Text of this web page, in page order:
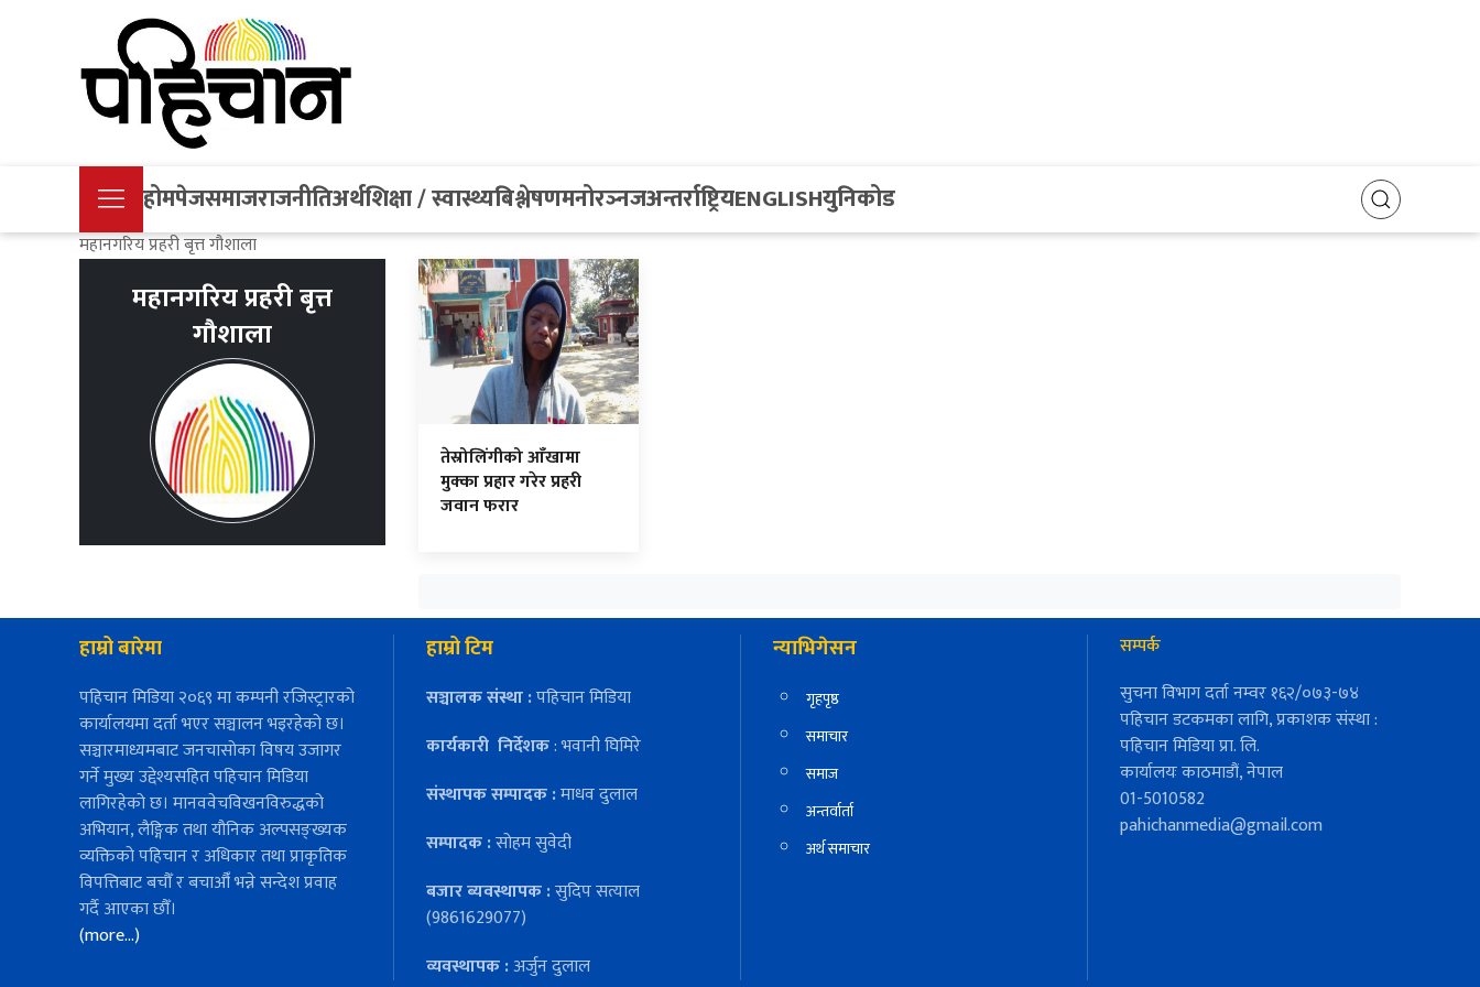
होमपेजसमाजराजनीतिअर्थशिक्षा / स्वास्थ्यबिश्लेषणमनोरञ्नजअन्तर्राष्ट्रियENGLISHयुनिकोड
महानगरिय प्रहरी बृत्त गौशाला
महानगरिय प्रहरी बृत्त
गौशाला
तेस्रोलिंगीको आँखामा
मुक्का प्रहार गरेर प्रहरी
जवान फरार
हाम्रो बारेमा
पहिचान मिडिया २०६९ मा कम्पनी रजिस्ट्रारको
कार्यालयमा दर्ता भएर सञ्चालन भइरहेको छ।
सञ्चारमाध्यमबाट जनचासोका विषय उजागर
गर्ने मुख्य उद्देश्यसहित पहिचान मिडिया
लागिरहेको छ। मानववेचविखनविरुद्धको
अभियान, लैङ्गिक तथा यौनिक अल्पसङ्ख्यक
व्यक्तिको पहिचान र अधिकार तथा प्राकृतिक
विपत्तिबाट बचौँ र बचाऔँ भन्ने सन्देश प्रवाह
गर्दै आएका छौँ।
(more…)
हाम्रो टिम
सञ्चालक संस्था :पहिचान मिडिया
कार्यकारी निर्देशक: भवानी घिमिरे
संस्थापक सम्पादक :माधव दुलाल
सम्पादक :सोहम सुवेदी
बजार ब्यवस्थापक :सुदिप सत्याल
(9861629077)
व्यवस्थापक :अर्जुन दुलाल
न्याभिगेसन
गृहपृष्ठ
समाचार
समाज
अन्तर्वार्ता
अर्थ समाचार
सम्पर्क
सुचना विभाग दर्ता नम्वर १६२/०७३-७४
पहिचान डटकमका लागि, प्रकाशक संस्था :
पहिचान मिडिया प्रा. लि.
कार्यालयः काठमाडौं, नेपाल
01-5010582
pahichanmedia@gmail.com